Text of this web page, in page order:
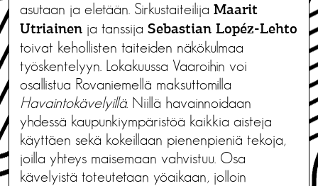
asutaan ja eletään. Sirkustaiteilija Maarit
Utriainen ja tanssija Sebastian Lopéz-Lehto
toivat kehollisten taiteiden näkökulmaa
työskentelyyn. Lokakuussa Vaaroihin voi
osallistua Rovaniemellä maksuttomilla
Havaintokävelyillä. Niillä havainnoidaan
yhdessä kaupunkiympäristöä kaikkia aisteja
käyttäen sekä kokeillaan pienenpieniä tekoja,
joilla yhteys maisemaan vahvistuu. Osa
kävelyistä toteutetaan yöaikaan, jolloin